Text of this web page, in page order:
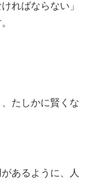
ればならない」
たしかに賢くな
あるように、人